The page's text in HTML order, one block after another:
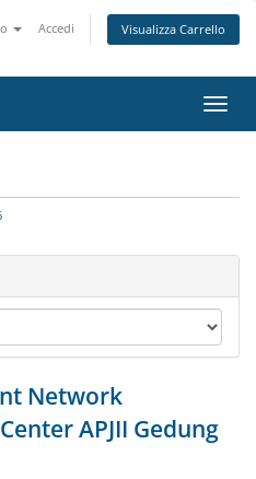
Accedi Visualizza Carrello
Attiva
Network
APJII Gedung